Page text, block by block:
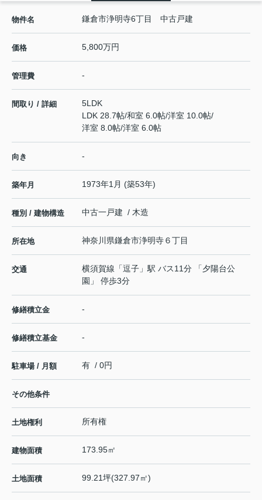
物件名 鎌倉市浄明寺6丁目 中古戸建
価格 5,800万円
管理費 -
間取り / 詳細
5LDK
LDK 28.7帖/和室 6.0帖/洋室 10.0帖/
洋室 8.0帖/洋室 6.0帖
向き -
築年月 1973年1月 (築53年)
種別 / 建物構造 中古一戸建 / 木造
所在地 神奈川県鎌倉市浄明寺６丁目
交通 横須賀線 「逗子 」駅 バス11分 「夕陽台公
園」 停歩3分
修繕積立金 -
修繕積立基金 -
駐車場 / 月額 有 / 0円
その他条件
土地権利 所有権
建物面積 173.95㎡
土地面積 99.21坪(327.97㎡)